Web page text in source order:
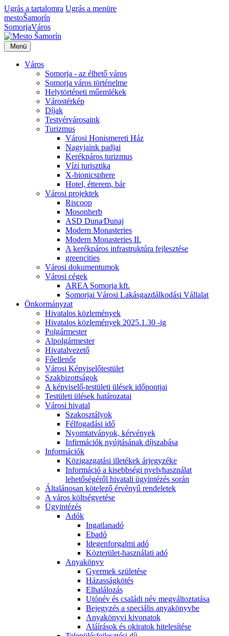
Ugrás a tartalomra Ugrás a menüre
mestoŠamorín
SomorjaVáros
Menü
Város
Somorja - az élhető város
Somorja város történelme
Helytörténeti műemlékek
Várostérkép
Díjak
Testvérvárosaink
Turizmus
Városi Honismereti Ház
Nagyjaink padjai
Kerékpáros turizmus
Vízi turisztika
X-bionicsphere
Hotel, étterem, bár
Városi projektek
Riscoop
Mosonherb
ASD Duna⁄Dunaj
Modern Monasteries
Modern Monasteries II.
A kerékpáros infrastruktúra fejlesztése
greencities
Városi dokumentumok
Városi cégek
AREA Somorja kft.
Somorjai Városi Lakásgazdálkodási Vállalat
Önkormányzat
Hivatalos közlemények
Hivatalos közlemények 2025.1.30 -ig
Polgármester
Alpolgármester
Hivatalvezető
Főellenőr
Városi Képviselőtestület
Szakbizottságok
A képviselő-testületi ülések időpontjai
Testületi ülések határozatai
Városi hivatal
Szakosztályok
Félfogadási idő
Nyomtatványok, kérvények
Infirmációk nyújtásának díjszabása
Információk
Közigazgatási illetékek árjegyzéke
Információ a kisebbségi nyelvhasználat
lehetőségéről hivatali ügyintézés során
Általánosan kötelező érvényű rendeletek
A város költségvetése
Ügyintézés
Adók
Ingatlanadó
Ebadó
Idegenforgalmi adó
Közterület-használati adó
Anyakönyv
Gyermek születése
Házasságkötés
Elhalálozás
Utónév és családi név megváltoztatása
Bejegyzés a speciális anyakönyvbe
Anyakönyvi kivonatok
Aláírások és okiratok hitelesítése